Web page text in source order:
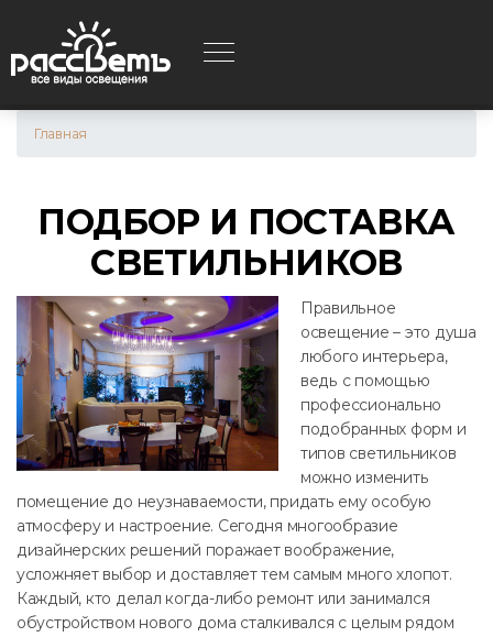
Главная
ПОДБОР И ПОСТАВКА
СВЕТИЛЬНИКОВ
Правильное
освещение – это душа
любого интерьера,
ведь с помощью
профессионально
подобранных форм и
типов светильников
можно изменить
помещение до неузнаваемости, придать ему особую
атмосферу и настроение. Сегодня многообразие
дизайнерских решений поражает воображение,
усложняет выбор и доставляет тем самым много хлопот.
Каждый, кто делал когда-либо ремонт или занимался
обустройством нового дома сталкивался с целым рядом